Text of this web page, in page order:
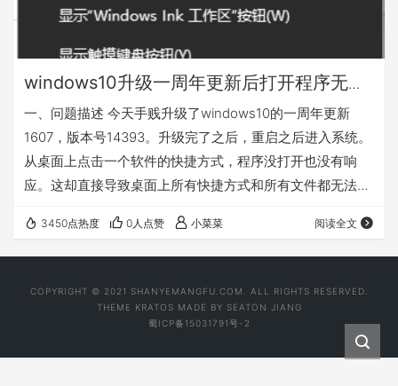
windows10升级一周年更新后打开程序无响
应导致桌面无响应解决办法
一、问题描述 今天手贱升级了windows10的一周年更新
1607，版本号14393。升级完了之后，重启之后进入系统。
从桌面上点击一个软件的快捷方式，程序没打开也没有响
应。这却直接导致桌面上所有快捷方式和所有文件都无法使
为我已经解决了这个问题，所以，暂时没办法截图了。但是
我感觉我描述的已经够详细了。 二、解决方法 1、临时解决
标可以使用了，不过过一会又回到原来的状态了，对于无法
立即关机的情况有用。 2、终结解决…
3450点热度 0人点赞 小菜菜 阅读全文
COPYRIGHT © 2021 SHANYEMANGFU.COM. ALL RIGHTS RESERVED.
THEME KRATOS MADE BY SEATON JIANG
蜀ICP备15031791号-2